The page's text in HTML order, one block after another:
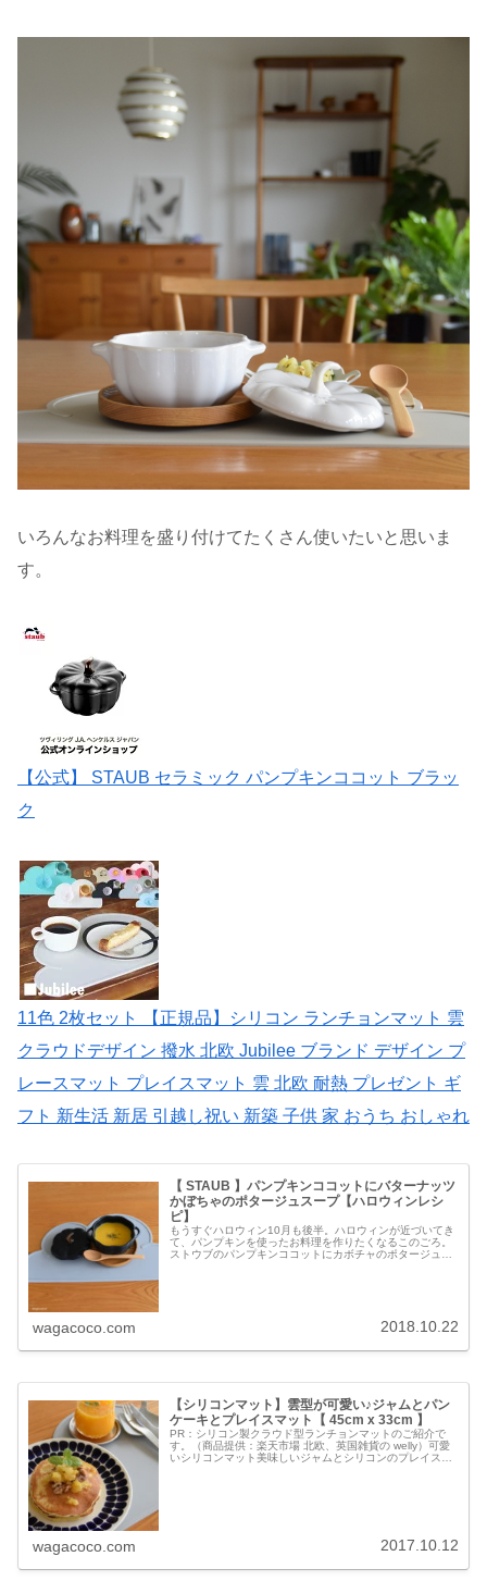
いろんなお料理を盛り付けてたくさん使いたいと思いま
す。
【公式】 STAUB セラミック パンプキンココット ブラッ
ク
11色 2枚セット 【正規品】シリコン ランチョンマット 雲
クラウドデザイン 撥水 北欧 Jubilee ブランド デザイン プ
レースマット プレイスマット 雲 北欧 耐熱 プレゼント ギ
フト 新生活 新居 引越し祝い 新築 子供 家 おうち おしゃれ
【 STAUB 】パンプキンココットにバターナッツ
かぼちゃのポタージュスープ【ハロウィンレシ
ピ】
もうすぐハロウィン10月も後半。ハロウィンが近づいてき
て、パンプキンを使ったお料理を作りたくなるこのごろ。
ストウブのパンプキンココットにカボチャのポタージュス
wagacoco.com 2018.10.22
【シリコンマット】雲型が可愛い♪ジャムとパン
ケーキとプレイスマット【 45cm x 33cm 】
PR：シリコン製クラウド型ランチョンマットのご紹介で
す。（商品提供：楽天市場 北欧、英国雑貨の welly）可愛
いシリコンマット美味しいジャムとシリコンのプレイスマ
wagacoco.com 2017.10.12